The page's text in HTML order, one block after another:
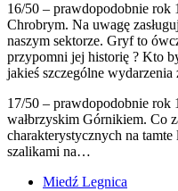
16/50 – prawdopodobnie rok
Chrobrym. Na uwagę
naszym sektorze. Gryf to
przypomni jej historię ? Kto
jakieś szczególne
17/50 – prawdopodobnie rok
wałbrzyskim Górnikiem. Co
charakterystycznych na
szalikami na…
Miedź Legnica